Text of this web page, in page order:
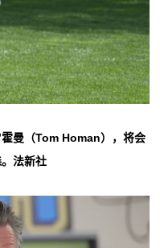
曼（Tom Homan），将会
法新社